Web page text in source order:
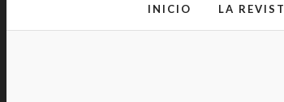
INICIO LA